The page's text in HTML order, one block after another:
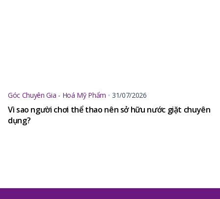
Góc Chuyên Gia - Hoá Mỹ Phẩm 31/07/2026
Vì sao người chơi thể thao nên sở hữu nước giặt chuyên
dụng?